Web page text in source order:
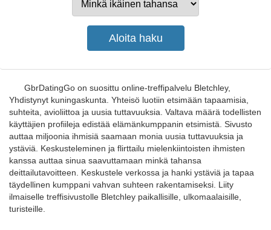
GbrDatingGo on suosittu online-treffipalvelu Bletchley,
Yhdistynyt kuningaskunta. Yhteisö luotiin etsimään tapaamisia,
suhteita, avioliittoa ja uusia tuttavuuksia. Valtava määrä todellisten
käyttäjien profiileja edistää elämänkumppanin etsimistä. Sivusto
auttaa miljoonia ihmisiä saamaan monia uusia tuttavuuksia ja
ystäviä. Keskusteleminen ja flirttailu mielenkiintoisten ihmisten
kanssa auttaa sinua saavuttamaan minkä tahansa
deittailutavoitteen. Keskustele verkossa ja hanki ystäviä ja tapaa
täydellinen kumppani vahvan suhteen rakentamiseksi. Liity
ilmaiselle treffisivustolle Bletchley paikallisille, ulkomaalaisille,
turisteille.